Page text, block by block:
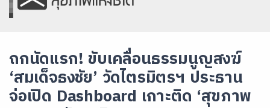
ถกนัดแรก! ขับเคลื่อนธรรมนูญสงฆ์
‘สมเด็จธงชัย’ วัดไตรมิตรฯ ประธาน
จ่อเปิด Dashboard เกาะติด ‘สุขภาพ